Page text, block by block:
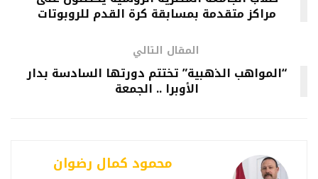
مراكز متقدمة بمسابقة كرة القدم للروبوتات
المقال التالي
“المواهب الذهبية” تختتم دورتها السادسة بدار
الأوبرا .. الجمعة
محمود كمال رضوان